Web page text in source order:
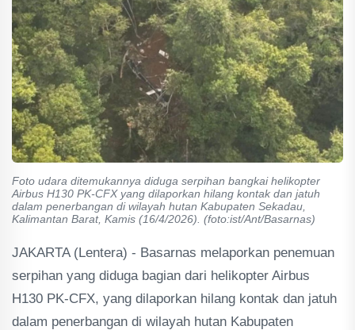
Foto udara ditemukannya diduga serpihan bangkai helikopter
Airbus H130 PK-CFX yang dilaporkan hilang kontak dan jatuh
dalam penerbangan di wilayah hutan Kabupaten Sekadau,
Kalimantan Barat, Kamis (16/4/2026). (foto:ist/Ant/Basarnas)
JAKARTA (Lentera) - Basarnas melaporkan penemuan
serpihan yang diduga bagian dari helikopter Airbus
H130 PK-CFX, yang dilaporkan hilang kontak dan jatuh
dalam penerbangan di wilayah hutan Kabupaten